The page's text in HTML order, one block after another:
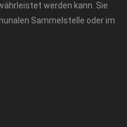
werden kann. Sie
Sammelstelle oder im